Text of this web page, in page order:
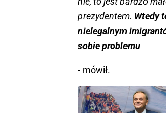
prezydentem. Wtedy
nielegalnym
sobie problemu
- mówił.